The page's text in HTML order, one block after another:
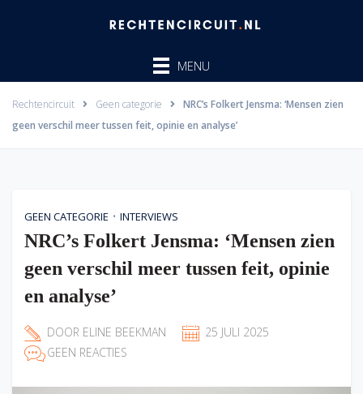
MENU
Rechtencircuit Geen categorie
NRC’s Folkert Jensma: ‘Mensen zien
geen verschil meer tussen feit, opinie en analyse’
GEEN CATEGORIE • INTERVIEWS
NRC’s Folkert Jensma: ‘Mensen zien
geen verschil meer tussen feit, opinie
en analyse’
DOOR ELINE BEEKMAN
25 JULI 2025
GEEN REACTIES